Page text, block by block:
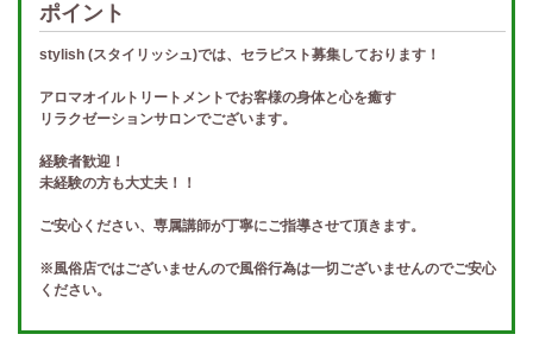
ポイント
stylish (スタイリッシュ)では、セラピスト募集しております！
アロマオイルトリートメントでお客様の身体と心を癒す
リラクゼーションサロンでございます。
経験者歓迎！
未経験の方も大丈夫！！
ご安心ください、専属講師が丁寧にご指導させて頂きます。
※風俗店ではございませんので風俗行為は一切ございませんのでご安心
ください。